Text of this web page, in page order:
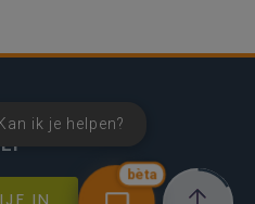
bèta
Kan ik je helpen?
IN